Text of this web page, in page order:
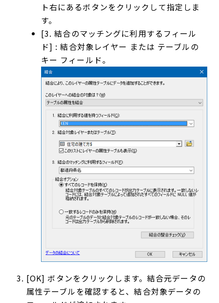
ト右にあるボタンをクリックして指定しま
す。
[3. 結合のマッチングに利用するフィール
ド] : 結合対象レイヤー または テーブルの
キー フィールド。
[OK] ボタンをクリックします。結合元データの
属性テーブルを確認すると、結合対象データの